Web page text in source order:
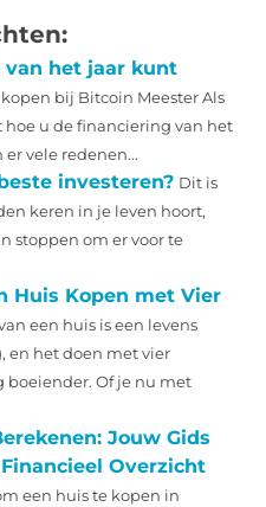
van het jaar kunt
bij Bitcoin Meester Als
u de financiering van het
vele redenen...
investeren? Dit is
keren in je leven hoort,
stoppen om er voor te
Huis Kopen met Vier
een huis is een levens
en het doen met vier
boeiender. Of je nu met
Jouw Gids
Overzicht
een huis te kopen in